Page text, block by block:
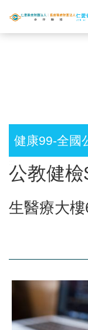
健康99-全國
公教健
生醫療大